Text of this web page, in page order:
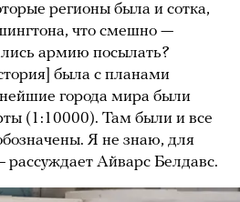
регионы была и сотка,
что смешно —
армию посылать?
была с планами
города мира были
(1:10000). Там были и все
Я не знаю, для
рассуждает Айварс Белдавс.